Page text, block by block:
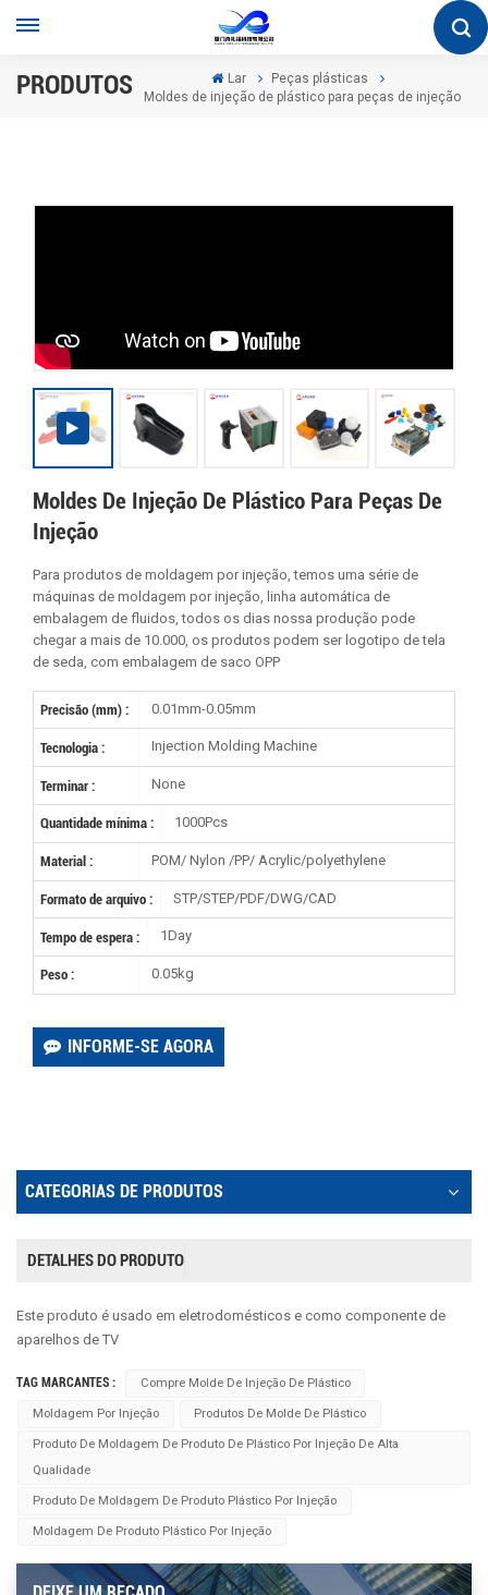
PRODUTOS Lar
Peças plásticas
Moldes de injeção de plástico para peças de injeção
Moldes De Injeção De Plástico Para Peças De
Injeção
Para produtos de moldagem por injeção, temos uma série de
máquinas de moldagem por injeção, linha automática de
embalagem de fluidos, todos os dias nossa produção pode
chegar a mais de 10.000, os produtos podem ser logotipo de tela
de seda, com embalagem de saco OPP
Precisão (mm) : 0.01mm-0.05mm
Tecnologia : Injection Molding Machine
Terminar : None
Quantidade mínima : 1000Pcs
Material : POM/ Nylon /PP/ Acrylic/polyethylene
Formato de arquivo : STP/STEP/PDF/DWG/CAD
Tempo de espera : 1Day
Peso : 0.05kg
INFORME-SE AGORA
CATEGORIAS DE PRODUTOS
DETALHES DO PRODUTO
Este produto é usado em eletrodomésticos e como componente de
aparelhos de TV
TAG MARCANTES : Compre Molde De Injeção De Plástico
Moldagem Por Injeção Produtos De Molde De Plástico
Produto De Moldagem De Produto De Plástico Por Injeção De Alta
Qualidade
Produto De Moldagem De Produto Plástico Por Injeção
Moldagem De Produto Plástico Por Injeção